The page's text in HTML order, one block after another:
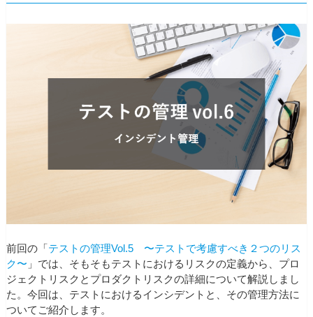
前回の「テストの管理Vol.5 〜テストで考慮すべき２つのリス
ク〜 」では、そもそもテストにおけるリスクの定義から、プロ
ジェクトリスクとプロダクトリスクの詳細について解説しまし
た。今回は、テストにおけるインシデントと、その管理方法に
ついてご紹介します。